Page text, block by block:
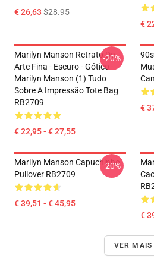
€ 26,63 $28.95
€
Marilyn Manson Retrato De
Arte Fina - Escuro - Gótico -
Marilyn Manson (1) Tudo
Sobre A Impressão Tote Bag
RB2709
€ 22,95 - € 27,55
-20%
€
Marilyn Manson Capuchinho
Pullover RB2709
€ 39,51 - € 45,95
-20%
€
VER MAIS